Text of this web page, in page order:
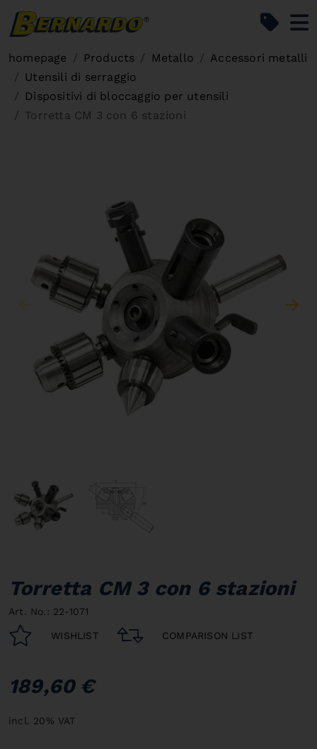
homepage Products Metallo
Accessori metalli
Utensili di serraggio
Dispositivi di bloccaggio per utensili
Torretta CM 3 con 6 stazioni
Torretta CM 3 con 6 stazioni
Art. No.: 22-1071
WISHLIST COMPARISON LIST
189,60 €
incl. 20% VAT